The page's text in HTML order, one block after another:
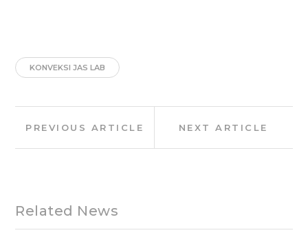
KONVEKSI JAS LAB
navigation
PREVIOUS ARTICLE NEXT ARTICLE
Related News